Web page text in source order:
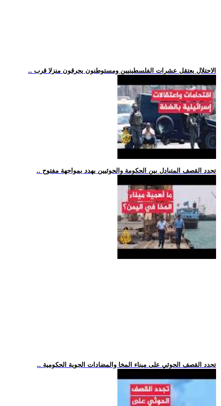
.. الاحتلال يعتقل عشرات الفلسطينيين ومستوطنون يحرقون منزلا قرب
.. تجدد القصف المتبادل بين الحكومة والحوثيين يهدد بمواجهة مفتوح
.. تجدد القصف الحوثي على ميناء المخا والمضادات الجوية الحكومية